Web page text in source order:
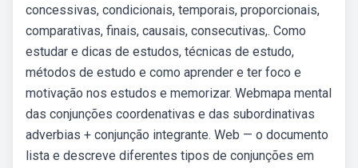
concessivas, condicionais, temporais, proporcionais,
comparativas, finais, causais, consecutivas,. Como
estudar e dicas de estudos, técnicas de estudo,
métodos de estudo e como aprender e ter foco e
motivação nos estudos e memorizar. Webmapa mental
das conjunções coordenativas e das subordinativas
adverbias + conjunção integrante. Web — o documento
lista e descreve diferentes tipos de conjunções em